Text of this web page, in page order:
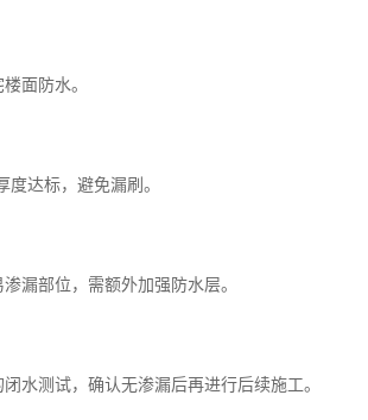
面防水。
达标，避免漏刷。
漏部位，需额外加强防水层。
水测试，确认无渗漏后再进行后续施工。